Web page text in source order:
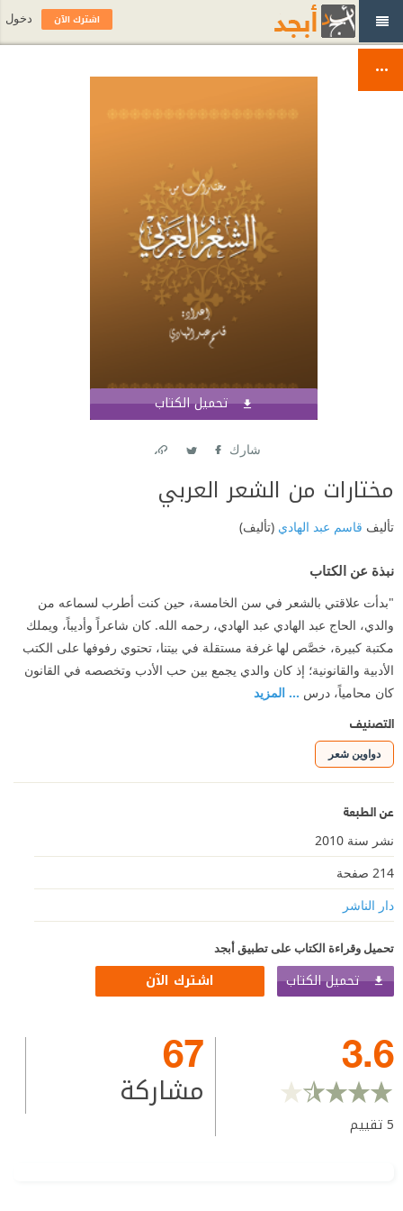
تحميل الكتاب
شارك
مختارات من الشعر العربي
تأليف قاسم عبد الهادي (تأليف)
نبذة عن الكتاب
"بدأت علاقتي بالشعر في سن الخامسة، حين كنت أطرب لسماعه من
والدي، الحاج عبد الهادي عبد الهادي، رحمه الله. كان شاعراً وأديباً، ويملك
مكتبة كبيرة، خصَّص لها غرفة مستقلة في بيتنا، تحتوي رفوفها على الكتب
الأدبية والقانونية؛ إذ كان والدي يجمع بين حب الأدب وتخصصه في القانون
كان محامياً، درس ... المزيد
التصنيف
دواوين شعر
عن الطبعة
نشر سنة 2010
214 صفحة
دار الناشر
تحميل وقراءة الكتاب على تطبيق أبجد
تحميل الكتاب اشترك الآن
3.6
5تقييم
67
مشاركة
اشترك الآن دخول